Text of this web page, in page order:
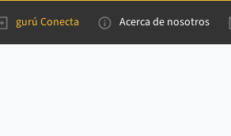
gurú Conecta Acerca de nosotros